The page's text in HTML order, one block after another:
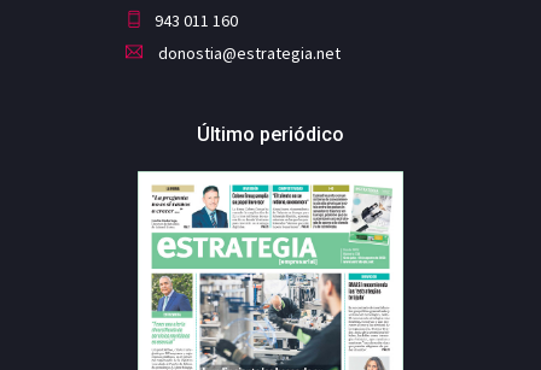
943 011 160
donostia@estrategia.net
Último periódico